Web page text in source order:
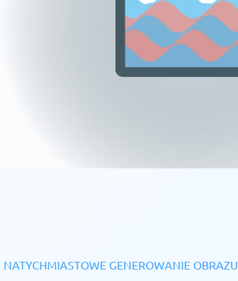
NATYCHMIASTOWE GENEROWANIE OBRAZU